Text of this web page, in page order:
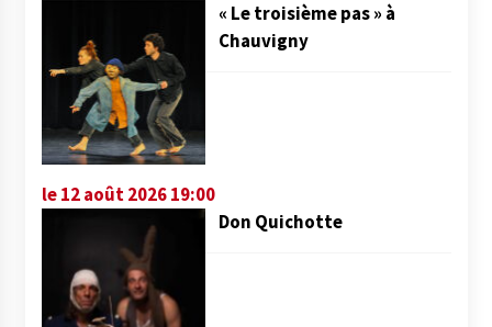
« Le troisième pas » à
Chauvigny
le 12 août 2026 19:00
Don Quichotte